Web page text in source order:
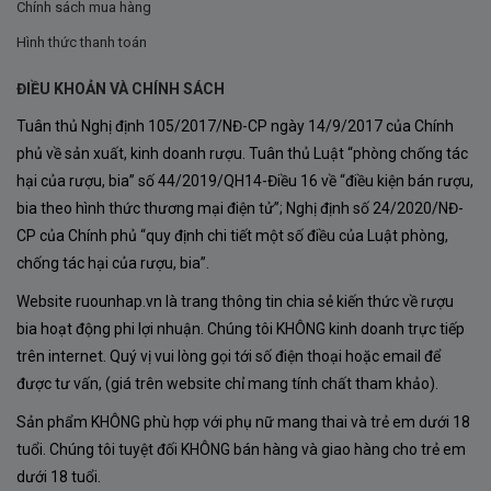
ngon nhất khi được phục vụ ở nhiệt độ 16-
18°C.
Trước khi thưởng thức, hãy để chai rượu
thở trong bình Decanter tầm 15-20 phút.
Kết hợp món ăn:
Castel D’oro Poseidon 68là bạn đồng
hành hoàn hảo với Beef Steak, thịt hun khói,
thịt dê nướng, hay các món salat tinh tế.
Ngoài ra, những món sau đây cũng là lựa
chọn tuyệt vời:
Chính sách mua hàng
Hình thức thanh toán
ĐIỀU KHOẢN VÀ CHÍNH SÁCH
Tuân thủ Nghị định 105/2017/NĐ-CP ngày 14/9/2017 của Chính
phủ về sản xuất, kinh doanh rượu. Tuân thủ Luật “phòng chống tác
hại của rượu, bia” số 44/2019/QH14-Điều 16 về “điều kiện bán rượu,
bia theo hình thức thương mại điện tử”; Nghị định số 24/2020/NĐ-
CP của Chính phủ “quy định chi tiết một số điều của Luật phòng,
chống tác hại của rượu, bia”.
Website ruounhap.vn là trang thông tin chia sẻ kiến thức về rượu
bia hoạt động phi lợi nhuận. Chúng tôi KHÔNG kinh doanh trực tiếp
trên internet. Quý vị vui lòng gọi tới số điện thoại hoặc email để
được tư vấn, (giá trên website chỉ mang tính chất tham khảo).
Sản phẩm KHÔNG phù hợp với phụ nữ mang thai và trẻ em dưới 18
tuổi. Chúng tôi tuyệt đối KHÔNG bán hàng và giao hàng cho trẻ em
dưới 18 tuổi.